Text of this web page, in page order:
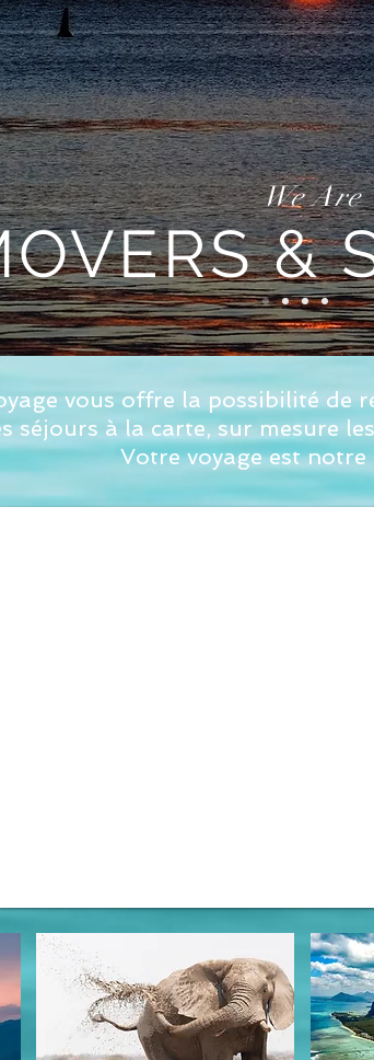
We Are
&
vous offre la possibilité de
séjours à la carte, sur mesure
Votre voyage est